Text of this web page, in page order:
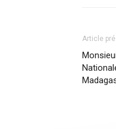
Article